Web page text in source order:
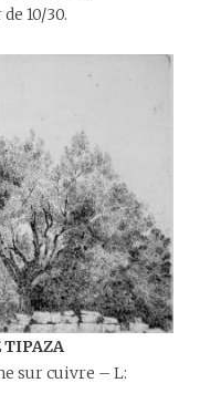
10/30.
TIPAZA
sur cuivre – L: